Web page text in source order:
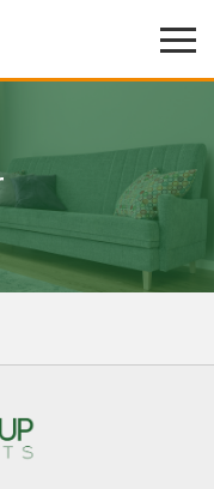
Siempre activas
tiene la posibilidad
duro, aunque
podrá ocasionar
web.